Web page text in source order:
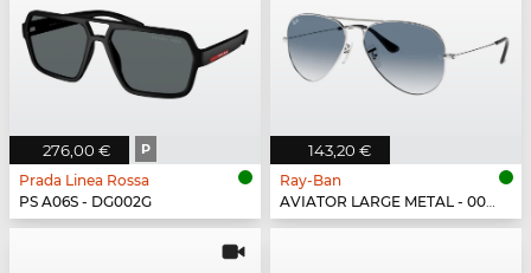
276,00 € P
Prada Linea Rossa
PS A06S - DG002G
143,20 €
Ray-Ban
AVIATOR LARGE METAL - 003/3F